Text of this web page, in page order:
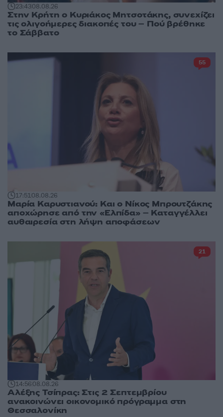
23:4308.08.26
Στην Κρήτη ο Κυριάκος Μητσοτάκης, συνεχίζει
τις ολιγοήμερες διακοπές του – Πού βρέθηκε
το Σάββατο
17:5108.08.26
Μαρία Καρυστιανού: Και ο Νίκος Μπρουτζάκης
αποχώρησε από την «Ελπίδα» – Καταγγέλλει
αυθαιρεσία στη λήψη αποφάσεων
55
14:5608.08.26
Αλέξης Τσίπρας: Στις 2 Σεπτεμβρίου
ανακοινώνει οικονομικό πρόγραμμα στη
Θεσσαλονίκη
21